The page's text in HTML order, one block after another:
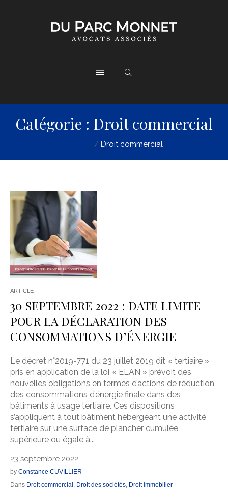
Catégorie : Droit commercial
/ Droit commercial
ARTICLE
30 SEPTEMBRE 2022 : DATE LIMITE
POUR LA DÉCLARATION DES
CONSOMMATIONS D’ÉNERGIE
Le décret n°2019-771 du 23 juillet 2019 dit « tertiaire »
pris en application de la loi « ELAN » prévoit des
nouvelles obligations en termes d’actions de réduction
des consommations d’énergie finale dans des
bâtiments à usage tertiaire. Ces dispositions
s’appliquent à tout bâtiment hébergeant une activité
tertiaire sur une surface de plancher cumulée
supérieure ou égale à...
23 septembre 2022
by Constance CUVILLIER
Dans Droit commercial , Droit des sociétés, Droit immobilier